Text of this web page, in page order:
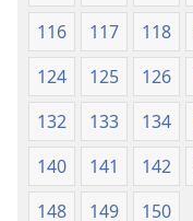
116
117 118
124
125 126
132
133 134
140
141 142
148
149 150